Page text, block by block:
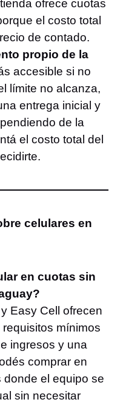
ofrece cuotas
el costo total
de contado.
propio de la
accesible si no
límite no alcanza,
entrega inicial y
de la
el costo total del
celulares en
en cuotas sin
Easy Cell ofrecen
mínimos
ingresos y una
comprar en
donde el equipo se
sin necesitar